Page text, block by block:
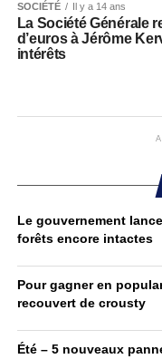
SOCIÉTÉ Il y a 14 ans
La Société Générale
d’euros à Jérôme
intérêts
Le gouvernement
forêts encore intactes
Pour gagner en
recouvert de crousty
Été – 5 nouveaux